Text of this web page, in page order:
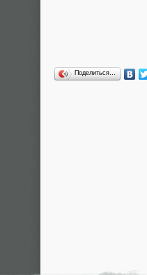
Поделиться…